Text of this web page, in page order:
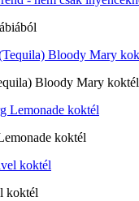
Bloody Mary koktél
koktél
koktél